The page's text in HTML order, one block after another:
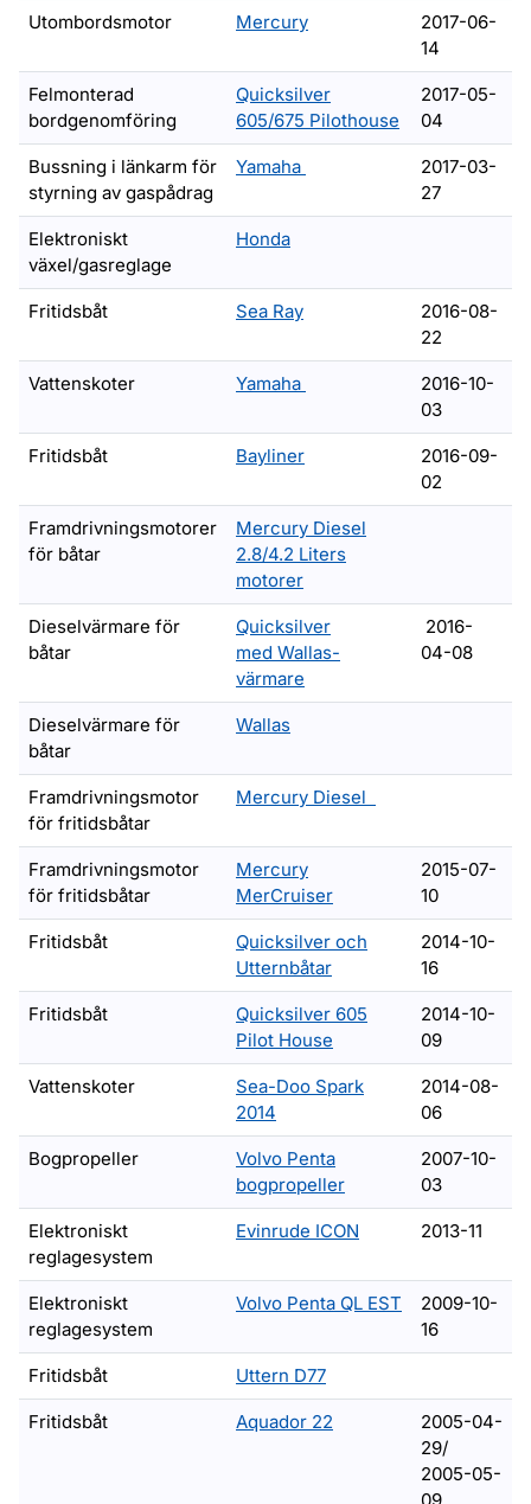
Utombordsmotor Mercury
2017-06-
14
Felmonterad
bordgenomföring
Quicksilver
605/675 Pilothouse
2017-05-
04
Bussning i länkarm för
styrning av gaspådrag
Yamaha utombordsmotor F 90C / F
2017-03-
27
Elektroniskt
växel/gasreglage
Honda
Fritidsbåt Sea Ray
2016-08-
22
Vattenskoter Yamaha
2016-10-
03
Fritidsbåt Bayliner
2016-09-
02
Framdrivningsmotorer
för båtar
Mercury Diesel
2.8/4.2 Liters
motorer
Dieselvärmare för
båtar
Quicksilver
med Wallas-
värmare
2016-
04-08
Dieselvärmare för
båtar
Wallas
Framdrivningsmotor
för fritidsbåtar
Mercury Diesel
Framdrivningsmotor
för fritidsbåtar
Mercury
MerCruiser
2015-07-
10
Fritidsbåt
Quicksilver och
Utternbåtar
2014-10-
16
Fritidsbåt
Quicksilver 605
Pilot House
2014-10-
09
Vattenskoter
Sea-Doo Spark
2014
2014-08-
06
Bogpropeller
Volvo Penta
bogpropeller
2007-10-
03
Elektroniskt
reglagesystem
Evinrude ICON 2013-11
Elektroniskt
reglagesystem
Volvo Penta QL EST
2009-10-
16
Fritidsbåt Uttern D77
Fritidsbåt Aquador 22
2005-04-
29/
2005-05-